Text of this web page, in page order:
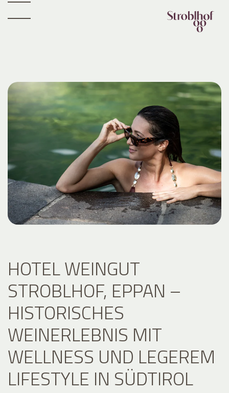
HOTEL WEINGUT
STROBLHOF, EPPAN –
HISTORISCHES
WEINERLEBNIS MIT
WELLNESS UND LEGEREM
LIFESTYLE IN SÜDTIROL